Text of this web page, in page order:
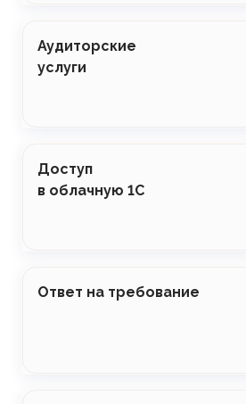
Аудиторские
услуги
Доступ
в облачную 1С
Ответ на требование